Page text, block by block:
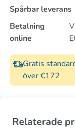
Spårbar leverans
Betalning
online
Gratis
över €172
Relaterade